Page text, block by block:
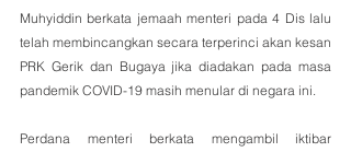
Muhyiddin berkata jemaah menteri pada 4 Dis lalu
telah membincangkan secara terperinci akan kesan
PRK Gerik dan Bugaya jika diadakan pada masa
pandemik COVID-19 masih menular di negara ini.
Perdana menteri berkata mengambil iktibar